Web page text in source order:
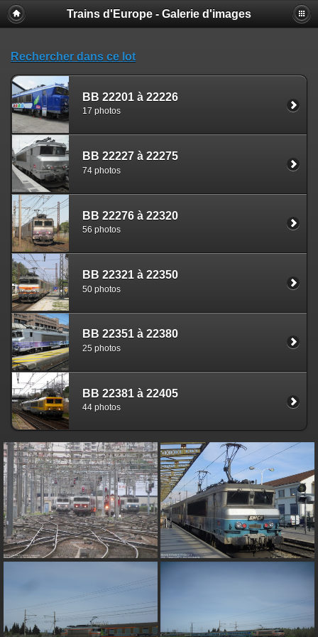
Trains d'Europe - Galerie d'images
Rechercher dans ce lot
BB 22201 à 22226
17 photos
BB 22227 à 22275
74 photos
BB 22276 à 22320
56 photos
BB 22321 à 22350
50 photos
BB 22351 à 22380
25 photos
BB 22381 à 22405
44 photos